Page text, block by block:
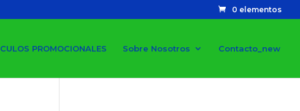
0 elementos
PROMOCIONALES Sobre Nosotros Contacto_new